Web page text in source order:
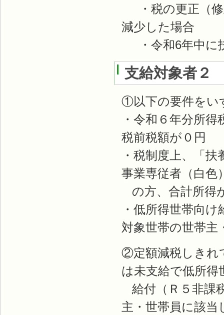
・税の更正（修
減少した場合
・令和6年中に
支給対象者２
①以下の要件をい
・令和６年分所
税前税額が０円
・税制度上、「
事業専従者（白色
の方、合計所得
・低所得世帯向
対象世帯の世帯主
②定額減税しきれ
は未支給で低所得
給付（Ｒ５非課
主・世帯員に該当